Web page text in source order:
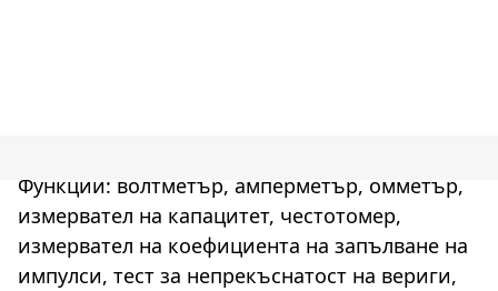
Функции: волтметър, амперметър, омметър,
измервател на капацитет, честотомер,
измервател на коефициента на запълване на
импулси, тест за непрекъснатост на вериги,